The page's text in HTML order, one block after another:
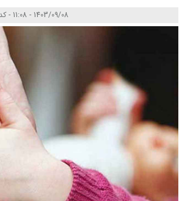
1403/09/08 - 11:08 - کد خبر: 125482